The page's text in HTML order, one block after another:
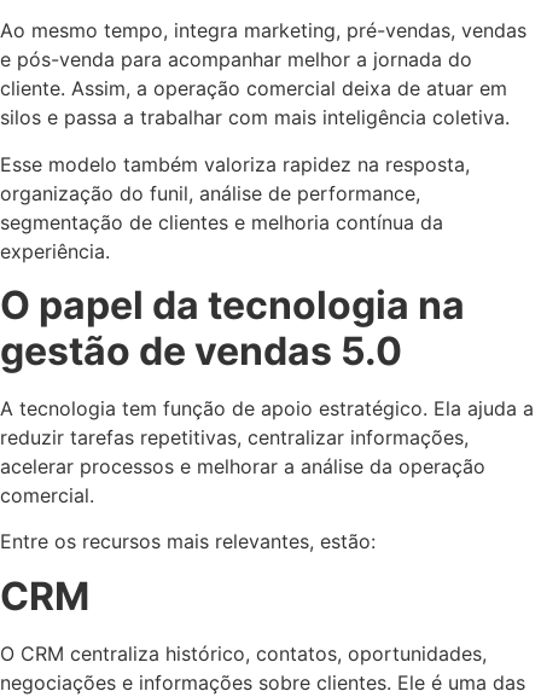
Ao mesmo tempo, integra marketing, pré-vendas, vendas
e pós-venda para acompanhar melhor a jornada do
cliente. Assim, a operação comercial deixa de atuar em
silos e passa a trabalhar com mais inteligência coletiva.
Esse modelo também valoriza rapidez na resposta,
organização do funil, análise de performance,
segmentação de clientes e melhoria contínua da
experiência.
O papel da tecnologia na
gestão de vendas 5.0
A tecnologia tem função de apoio estratégico. Ela ajuda a
reduzir tarefas repetitivas, centralizar informações,
acelerar processos e melhorar a análise da operação
comercial.
Entre os recursos mais relevantes, estão:
CRM
O CRM centraliza histórico, contatos, oportunidades,
negociações e informações sobre clientes. Ele é uma das